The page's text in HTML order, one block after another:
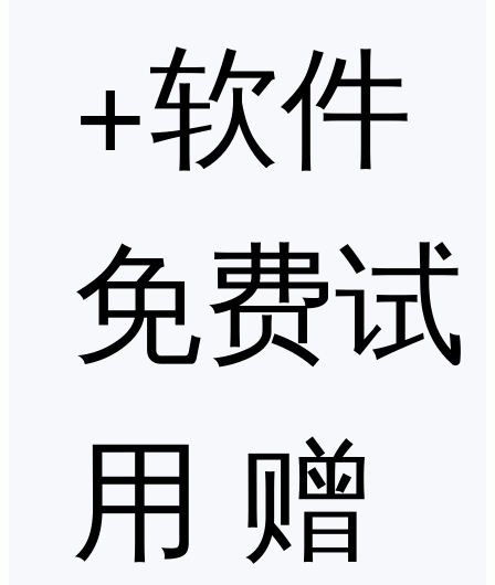
+软件
免费试
用 赠